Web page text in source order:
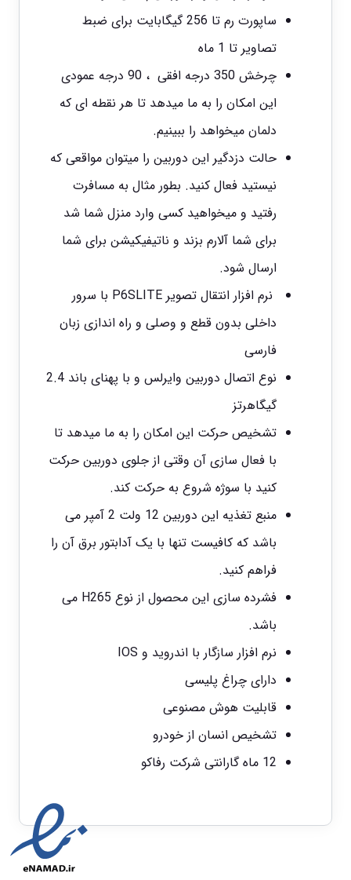
ساپورت رم تا 256 گیگابایت برای ضبط
تصاویر تا 1 ماه
چرخش 350 درجه افقی ، 90 درجه عمودی
این امکان را به ما میدهد تا هر نقطه ای که
دلمان میخواهد را ببینیم.
حالت دزدگیر این دوربین را میتوان مواقعی که
نیستید فعال کنید. بطور مثال به مسافرت
رفتید و میخواهید کسی وارد منزل شما شد
برای شما آلارم بزند و ناتیفیکیشن برای شما
ارسال شود.
نرم افزار انتقال تصویر P6SLITE با سرور
داخلی بدون قطع و وصلی و راه اندازی زبان
فارسی
نوع اتصال دوربین وایرلس
و با پهنای باند 2.4
گیگاهرتز
تشخیص حرکت این امکان را به ما میدهد تا
با فعال سازی آن وقتی از جلوی دوربین حرکت
کنید با سوژه شروع به حرکت کند.
منبع تغذیه این دوربین 12 ولت 2 آمپر می
باشد که کافیست تنها با یک آدابتور برق آن را
فراهم کنید.
فشرده سازی این محصول از نوع H265 می
باشد.
نرم افزار سازگار با اندروید و IOS
دارای چراغ پلیسی
قابلیت هوش مصنوعی
تشخیص انسان از خودرو
12 ماه گارانتی شرکت رفاکو